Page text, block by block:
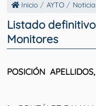
Inicio AYTO
Listado
Monitores
POSICIÓN